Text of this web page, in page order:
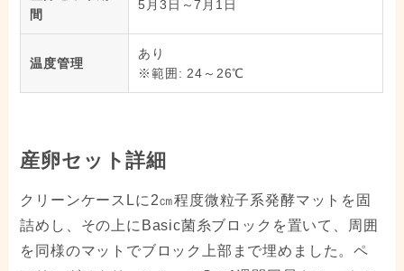
間
5月3日～7月1日
温度管理
あり
※範囲: 24～26℃
産卵セット詳細
クリーンケースLに2㎝程度微粒子系発酵マットを固
詰めし、その上にBasic菌糸ブロックを置いて、周囲
を同様のマットでブロック上部まで埋めました。ペ